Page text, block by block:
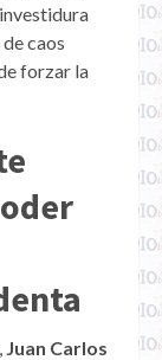
caos
forzar la
Juan Carlos